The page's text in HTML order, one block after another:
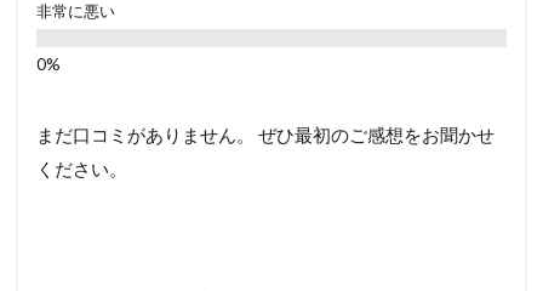
非常に悪い
まだ口コミがありません。 ぜひ最初のご感想をお聞かせ
ください。